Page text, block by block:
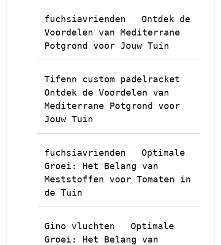
fuchsiavrienden
Ontdek de
Voordelen van Mediterrane
Potgrond voor Jouw Tuin
Tifenn custom padelracket
Ontdek de Voordelen van
Mediterrane Potgrond voor
Jouw Tuin
fuchsiavrienden
Optimale
Groei: Het Belang van
Meststoffen voor Tomaten in
de Tuin
Gino vluchten
Optimale
Groei: Het Belang van